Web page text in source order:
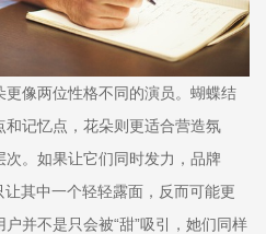
像两位性格不同的演员。蝴蝶结
记忆点，花朵则更适合营造氛
。如果让它们同时发力，品牌
其中一个轻轻露面，反而可能更
并不是只会被“甜”吸引，她们同样